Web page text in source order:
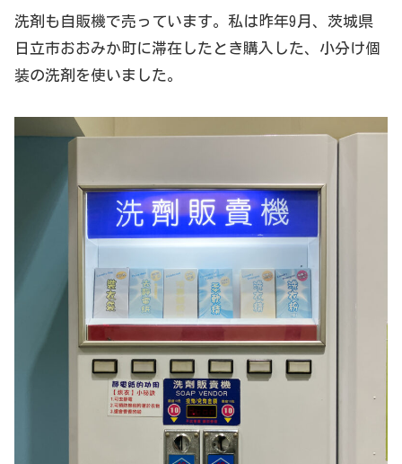
洗剤も自販機で売っています。私は昨年9月、茨城県
日立市おおみか町に滞在したとき購入した、小分け個
装の洗剤を使いました。